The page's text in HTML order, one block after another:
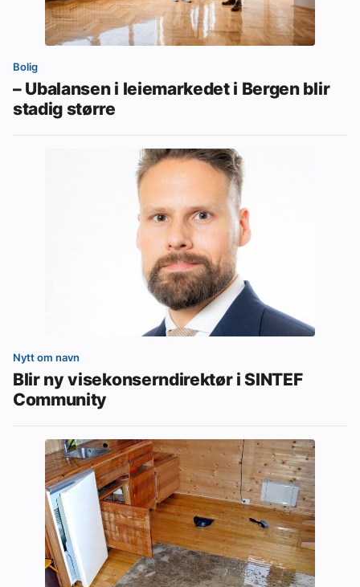
Bolig
– Ubalansen i leiemarkedet i Bergen blir
stadig større
Nytt om navn
Blir ny visekonserndirektør i SINTEF
Community